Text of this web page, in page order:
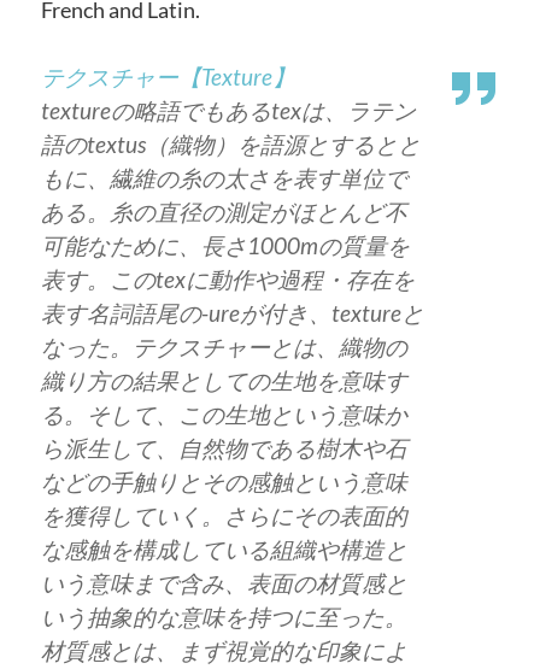
French and Latin.
テクスチャー【Texture】
textureの略語でもあるtexは、ラテン
語のtextus（織物）を語源とするとと
もに、繊維の糸の太さを表す単位で
ある。糸の直径の測定がほとんど不
可能なために、長さ1000mの質量を
表す。このtexに動作や過程・存在を
表す名詞語尾の-ureが付き、textureと
なった。テクスチャーとは、織物の
織り方の結果としての生地を意味す
る。そして、この生地という意味か
ら派生して、自然物である樹木や石
などの手触りとその感触という意味
を獲得していく。さらにその表面的
な感触を構成している組織や構造と
いう意味まで含み、表面の材質感と
いう抽象的な意味を持つに至った。
材質感とは、まず視覚的な印象によ